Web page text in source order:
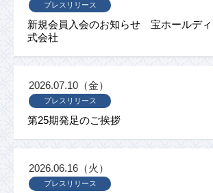
新規会員入会のお知らせ 宝ホールデ
式会社
プレスリリース
第25期発足のご挨拶
プレスリリース
2026.07.10（金）
プレスリリース
2026.06.16（火）